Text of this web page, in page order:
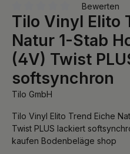
Durchschnittliche Bewertung
Bewerten
Tilo Vinyl Elito
Natur 1-Stab
(4V) Twist
softsynchron
Tilo GmbH
Tilo Vinyl Elito Trend Eiche
Twist PLUS lackiert
kaufen Bodenbeläge shop